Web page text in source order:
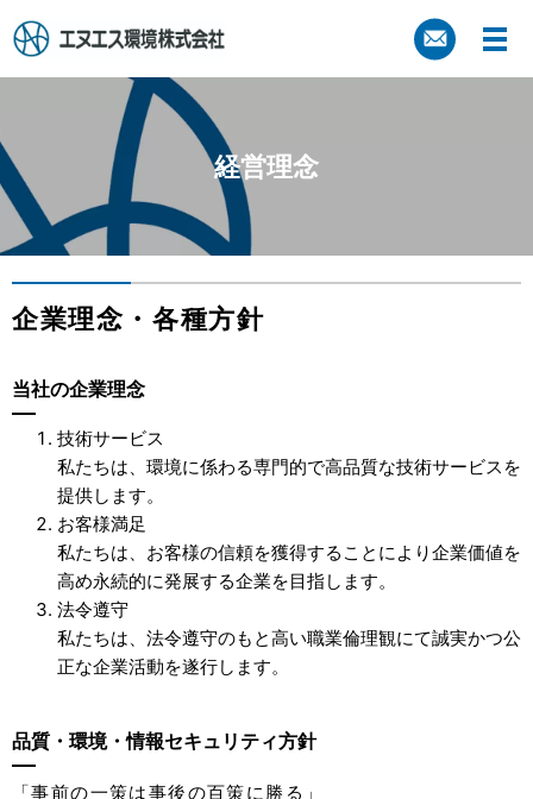
経営理念
企業理念・各種方針
当社の企業理念
技術サービス
私たちは、環境に係わる専門的で高品質な技術サービスを
提供します。
お客様満足
私たちは、お客様の信頼を獲得することにより企業価値を
高め永続的に発展する企業を目指します。
法令遵守
私たちは、法令遵守のもと高い職業倫理観にて誠実かつ公
正な企業活動を遂行します。
品質・環境・情報セキュリティ方針
「事前の一策は事後の百策に勝る」